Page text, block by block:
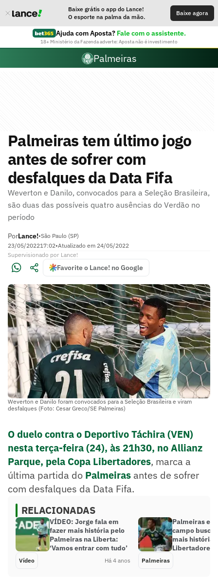
Baixe grátis o app do Lance!
O esporte na palma da mão.
Baixe agora
Ajuda com Aposta? Fale com o assistente.
18+ Ministério da Fazenda adverte: Aposta não é investimento
Palmeiras
Palmeiras tem último jogo
antes de sofrer com
desfalques da Data Fifa
Weverton e Danilo, convocados para a Seleção Brasileira,
são duas das possíveis quatro ausências do Verdão no
período
PorLance!•São Paulo (SP)
23/05/202217:02•Atualizado em 24/05/2022
Supervisionado por Lance!
Favorite o Lance! no Google
Weverton e Danilo foram convocados para a Seleção Brasileira e viram
desfalques (Foto: Cesar Greco/SE Palmeiras)
O duelo contra o Deportivo Táchira (VEN)
nesta terça-feira (24), às 21h30, no Allianz
Parque, pela Copa Libertadores, marca a
última partida do Palmeiras antes de sofrer
com desfalques da Data Fifa.
RELACIONADAS
VÍDEO: Jorge fala em
fazer mais história pelo
Palmeiras na Liberta:
‘Vamos entrar com tudo’
Vídeo Há 4 anos
Palmeiras
campo
mais história
Libertadores
Palmeiras